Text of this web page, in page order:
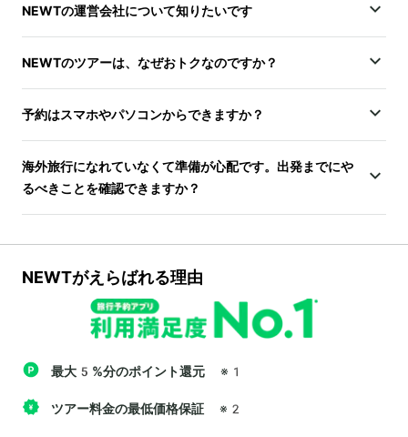
NEWTの運営会社について知りたいです
NEWTのツアーは、なぜおトクなのですか？
予約はスマホやパソコンからできますか？
海外旅行になれていなくて準備が心配です。出発までにや
るべきことを確認できますか？
NEWTがえらばれる理由
最大5%分のポイント還元 ※1
ツアー料金の最低価格保証 ※2